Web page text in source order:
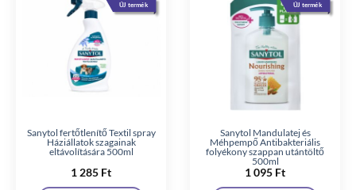
ÚJ termék
Sanytol fertőtlenítő Textil spray
Háziállatok szagainak
eltávolítására 500ml
1 285 Ft
ÚJ termék
Sanytol Mandulatej és
Méhpempő Antibakteriális
folyékony szappan utántöltő
500ml
1 095 Ft